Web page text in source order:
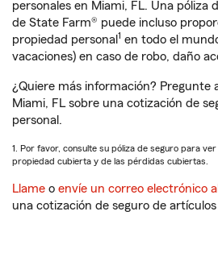
personales en Miami, FL. Una póliza
de State Farm® puede incluso
propiedad personal 1 en todo el
vacaciones) en caso de robo, daño
¿Quiere más información? Pregunte
Miami, FL sobre una cotización de
personal.
1. Por favor, consulte su póliza de seguro para
propiedad cubierta y de las pérdidas cubiertas.
Llame o envíe un correo electrónico
una cotización de seguro de artículos